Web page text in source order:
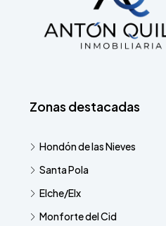
Zonas destacadas
Hondón de las Nieves
Santa Pola
Elche/Elx
Monforte del Cid